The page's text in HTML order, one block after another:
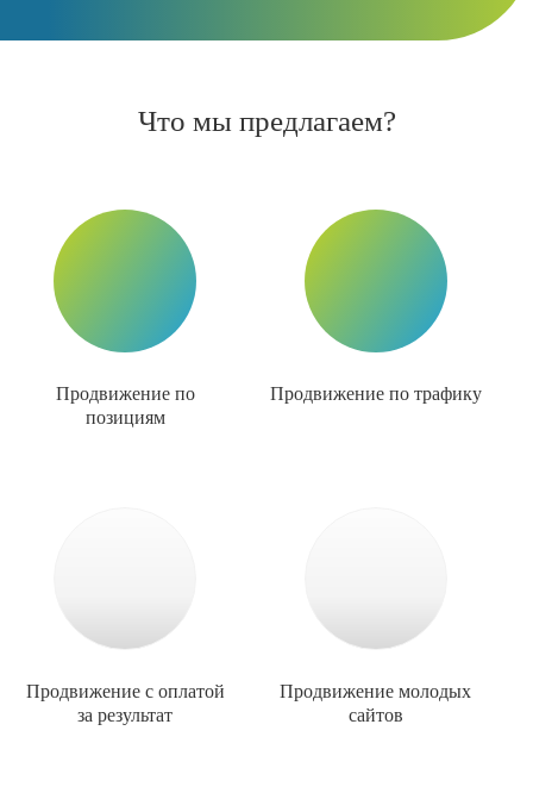
Что мы предлагаем?
Продвижение по
позициям
Продвижение по трафику
Продвижение с оплатой
за результат
Продвижение молодых
сайтов